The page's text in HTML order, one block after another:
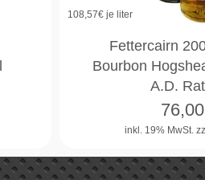
108,57€ je liter
Fettercairn
Bourbon
A.D.
inkl. 19% MwSt.
76,00